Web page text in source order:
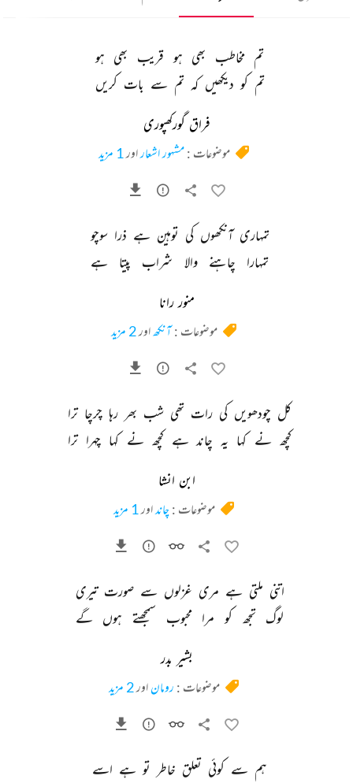
تم مخاطب بھی ہو قریب بھی ہو
تم کو دیکھیں کہ تم سے بات کریں
فراق گورکھپوری
موضوعات :مشہور اشعاراور1 مزید
تمہاری آنکھوں کی توہین ہے ذرا سوچو
تمہارا
چاہنے والا شراب پیتا ہے
منور رانا
موضوعات :آنکھاور2 مزید
کل چودھویں کی رات تھی شب بھر رہا چرچا ترا
کچھ نے کہا یہ چاند ہے کچھ نے کہا چہرا ترا
ابن انشا
موضوعات : چانداور1 مزید
اتنی ملتی ہے مری غزلوں سے صورت تیری
لوگ تجھ کو مرا محبوب سمجھتے ہوں گے
بشیر بدر
موضوعات : رومان اور2 مزید
ہم سے کوئی تعلق خاطر تو ہے اسے